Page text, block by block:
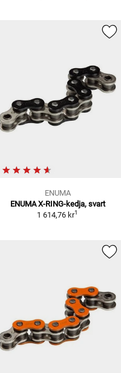
ENUMA
ENUMA X-RING-kedja, svart
1 614,76 kr1